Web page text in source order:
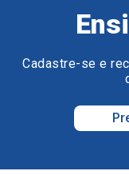
Cadastre-se e